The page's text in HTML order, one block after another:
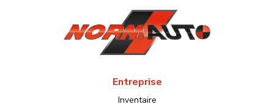
Entreprise
Inventaire